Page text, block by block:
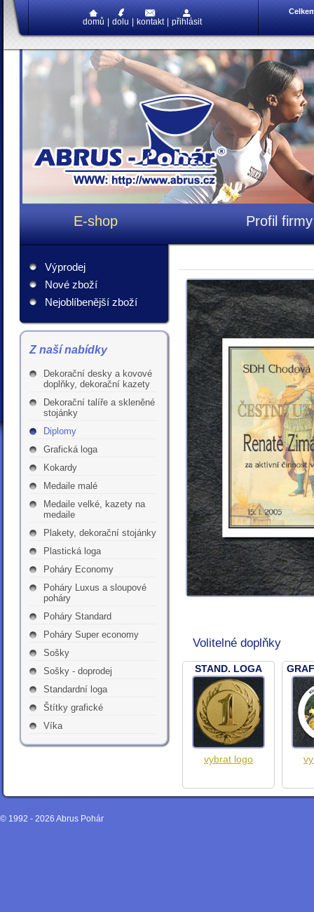
domů dolu kontakt přihlásit
E-shop Profil firmy
Výprodej
Nové zboží
Nejoblíbenější zboží
Z naší nabídky
Dekorační desky a kovové
doplňky, dekorační kazety
Dekorační talíře a skleněné
stojánky
Diplomy
Grafická loga
Kokardy
Medaile malé
Medaile velké, kazety na
medaile
Plakety, dekorační stojánky
Plastická loga
Poháry Economy
Poháry Luxus a sloupové
poháry
Poháry Standard
Poháry Super economy
Sošky
Sošky - doprodej
Standardní loga
Štítky grafické
Víka
Volitelné doplňky
STAND. LOGA
vybrat logo
© 1992 - 2026 Abrus Pohár